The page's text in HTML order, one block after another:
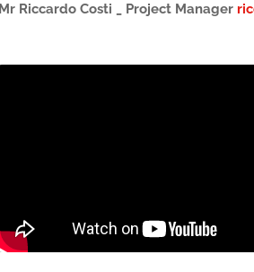
Mr Riccardo Costi _ Project Manager